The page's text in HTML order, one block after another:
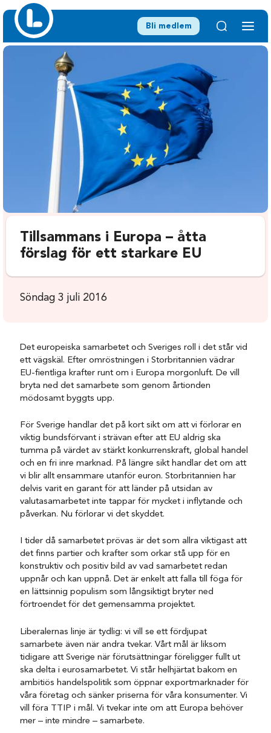
Bli medlem
Tillsammans i Europa – åtta
förslag för ett starkare EU
Söndag 3 juli 2016
Det europeiska samarbetet och Sveriges roll i det står vid
ett vägskäl. Efter omröstningen i Storbritannien vädrar
EU-fientliga krafter runt om i Europa morgonluft. De vill
bryta ned det samarbete som genom årtionden
mödosamt byggts upp.
För Sverige handlar det på kort sikt om att vi förlorar en
viktig bundsförvant i strävan efter att EU aldrig ska
tumma på värdet av stärkt konkurrenskraft, global handel
och en fri inre marknad. På längre sikt handlar det om att
vi blir allt ensammare utanför euron. Storbritannien har
delvis varit en garant för att länder på utsidan av
valutasamarbetet inte tappar för mycket i inflytande och
påverkan. Nu förlorar vi det skyddet.
I tider då samarbetet prövas är det som allra viktigast att
det finns partier och krafter som orkar stå upp för en
konstruktiv och positiv bild av vad samarbetet redan
uppnår och kan uppnå. Det är enkelt att falla till föga för
en lättsinnig populism som långsiktigt bryter ned
förtroendet för det gemensamma projektet.
Liberalernas linje är tydlig: vi vill se ett fördjupat
samarbete även när andra tvekar. Vårt mål är liksom
tidigare att Sverige när förutsättningar föreligger fullt ut
ska delta i eurosamarbetet. Vi står helhjärtat bakom en
ambitiös handelspolitik som öppnar exportmarknader för
våra företag och sänker priserna för våra konsumenter. Vi
vill föra TTIP i mål. Vi tvekar inte om att Europa behöver
mer – inte mindre – samarbete.